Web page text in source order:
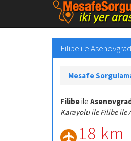
Filibe ile
Mesafe
Filibeile
Karayolu ile Filibe ile
18 km